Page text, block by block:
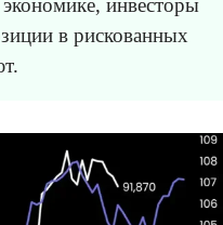
инвесторы
в рискованных